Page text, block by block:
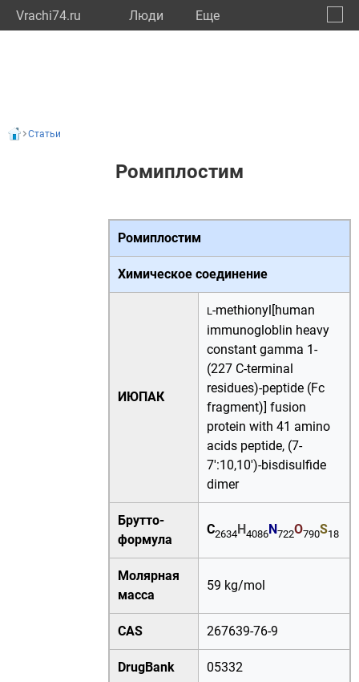
Vrachi74.ru Люди Eще
Статьи
Ромиплостим
Ромиплостим
Химическое соединение
ИЮПАК
L-methionyl[human
immunogloblin heavy
constant gamma 1-
(227 C-terminal
residues)-peptide (Fc
fragment)] fusion
protein with 41 amino
acids peptide, (7-
7′:10,10′)-bisdisulfide
dimer
Брутто-
формула
C2634 H 4086 N 722O790S18
Молярная
масса
59 kg/mol
CAS 267639-76-9
DrugBank 05332